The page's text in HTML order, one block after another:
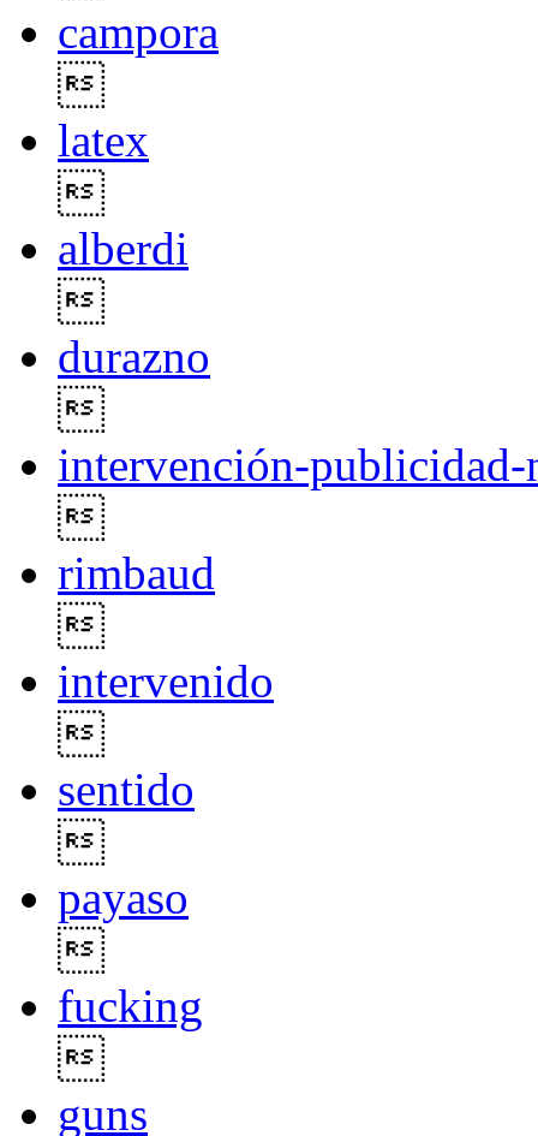
campora
latex
alberdi
durazno
intervención-publicidad-
rimbaud
intervenido
sentido
payaso
fucking
guns